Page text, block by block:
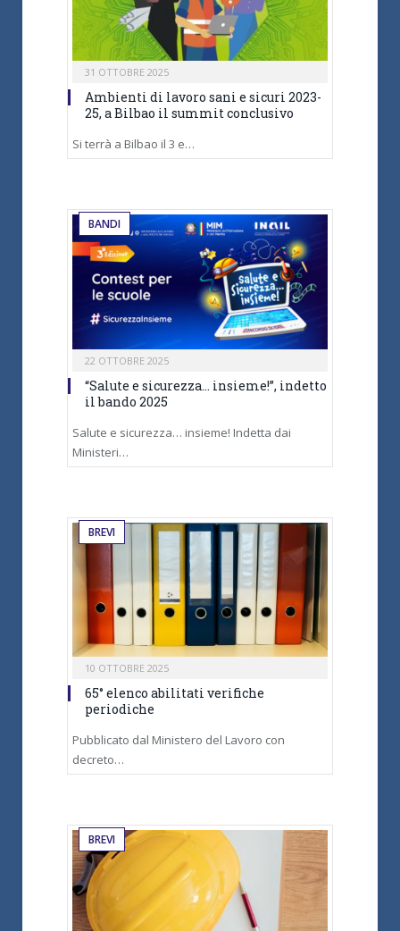
31 OTTOBRE 2025
Ambienti di lavoro sani e sicuri 2023-
25, a Bilbao il summit conclusivo
Si terrà a Bilbao il 3 e…
BANDI
22 OTTOBRE 2025
“Salute e sicurezza… insieme!”, indetto
il bando 2025
Salute e sicurezza… insieme! Indetta dai
Ministeri…
BREVI
10 OTTOBRE 2025
65° elenco abilitati verifiche
periodiche
Pubblicato dal Ministero del Lavoro con
decreto…
BREVI